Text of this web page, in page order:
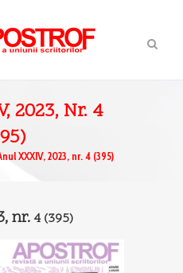
2023, Nr. 4
XXXIV, 2023, nr. 4 (395)
nr. 4(395)